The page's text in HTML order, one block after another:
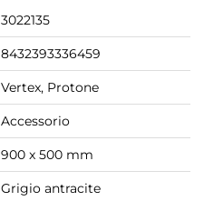
3022135
8432393336459
Vertex, Protone
Accessorio
900 x 500 mm
Grigio antracite